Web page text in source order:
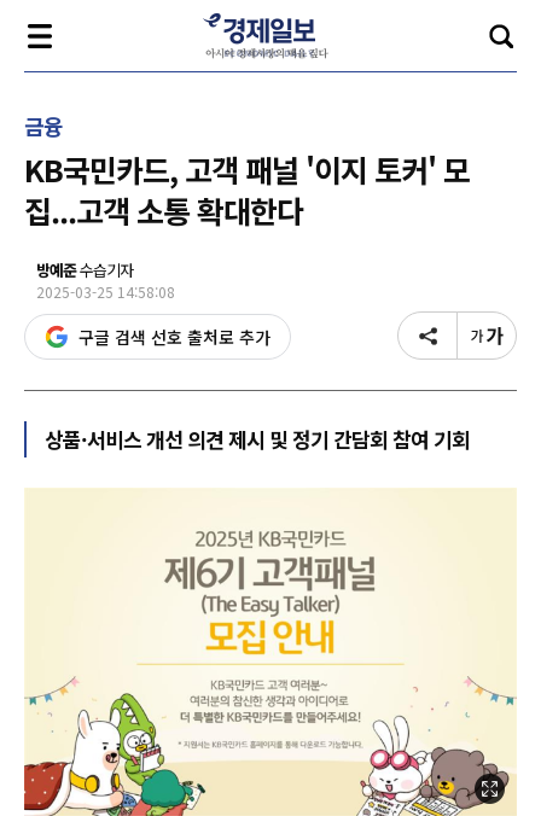
금융
KB국민카드, 고객 패널 '이지 토커' 모
집...고객 소통 확대한다
방예준수습기자
2025-03-25 14:58:08
구글 검색 선호 출처로 추가
상품·서비스 개선 의견 제시 및 정기 간담회 참여 기회